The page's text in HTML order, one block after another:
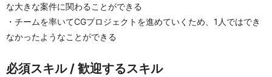
な大きな案件に関わることができる
・チームを率いてCGプロジェクトを進めていくため、1人ではでき
なかったようなことができる
必須スキル / 歓迎するスキル